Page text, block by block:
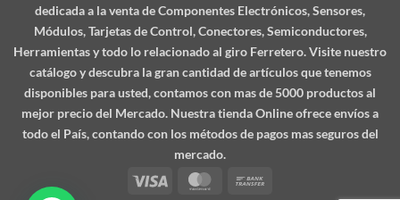
dedicada a la venta de Componentes Electrónicos, Sensores,
Módulos, Tarjetas de Control, Conectores, Semiconductores,
Herramientas y todo lo relacionado al giro Ferretero. Visite nuestro
catálogo y descubra la gran cantidad de artículos que tenemos
disponibles para usted, contamos con mas de 5000 productos al
mejor precio del Mercado. Nuestra tienda Online ofrece envíos a
todo el País, contando con los métodos de pagos mas seguros del
mercado.
Visa
MasterCard